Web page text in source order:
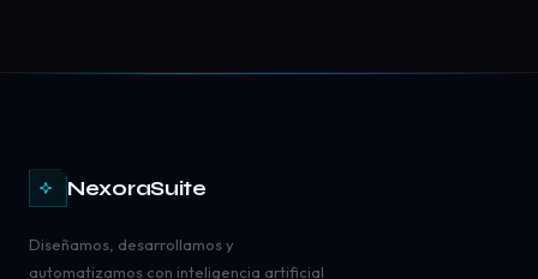
NexoraSuite
Diseñamos, desarrollamos y
automatizamos con inteligencia artificial